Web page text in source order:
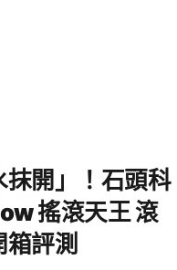
開」！石頭科
搖滾天王 滾
評測